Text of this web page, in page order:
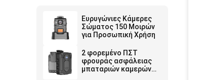
Ευρυγώνιες Κάμερες
Σώματος 150 Μοιρών
για Προσωπική Χρήση
2 φορεμένο ΠΣΤ
φρουράς ασφάλειας
μπαταριών καμερών